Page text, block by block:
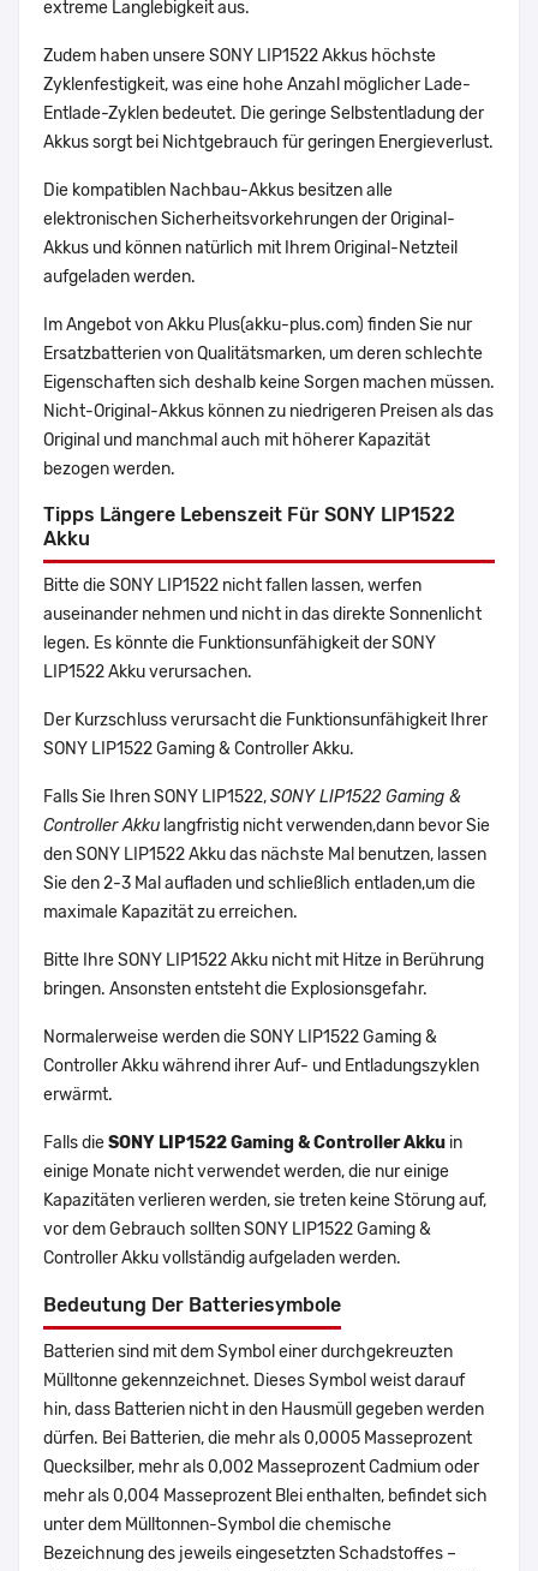
extreme Langlebigkeit aus.
Zudem haben unsere SONY LIP1522 Akkus höchste
Zyklenfestigkeit, was eine hohe Anzahl möglicher Lade-
Entlade-Zyklen bedeutet. Die geringe Selbstentladung der
Akkus sorgt bei Nichtgebrauch für geringen Energieverlust.
Die kompatiblen Nachbau-Akkus besitzen alle
elektronischen Sicherheitsvorkehrungen der Original-
Akkus und können natürlich mit Ihrem Original-Netzteil
aufgeladen werden.
Im Angebot von Akku Plus(akku-plus.com) finden Sie nur
Ersatzbatterien von Qualitätsmarken, um deren schlechte
Eigenschaften sich deshalb keine Sorgen machen müssen.
Nicht-Original-Akkus können zu niedrigeren Preisen als das
Original und manchmal auch mit höherer Kapazität
bezogen werden.
Tipps Längere Lebenszeit Für SONY LIP1522
Akku
Bitte die SONY LIP1522 nicht fallen lassen, werfen
auseinander nehmen und nicht in das direkte Sonnenlicht
legen. Es könnte die Funktionsunfähigkeit der SONY
LIP1522 Akku verursachen.
Der Kurzschluss verursacht die Funktionsunfähigkeit Ihrer
SONY LIP1522 Gaming & Controller Akku.
Falls Sie Ihren SONY LIP1522,SONY LIP1522 Gaming &
Controller Akku langfristig nicht verwenden,dann bevor Sie
den SONY LIP1522 Akku das nächste Mal benutzen, lassen
Sie den 2-3 Mal aufladen und schließlich entladen,um die
maximale Kapazität zu erreichen.
Bitte Ihre SONY LIP1522 Akku nicht mit Hitze in Berührung
bringen. Ansonsten entsteht die Explosionsgefahr.
Normalerweise werden die SONY LIP1522 Gaming &
Controller Akku während ihrer Auf- und Entladungszyklen
erwärmt.
Falls dieSONY LIP1522 Gaming & Controller Akku in
einige Monate nicht verwendet werden, die nur einige
Kapazitäten verlieren werden, sie treten keine Störung auf,
vor dem Gebrauch sollten SONY LIP1522 Gaming &
Controller Akku vollständig aufgeladen werden.
Bedeutung Der Batteriesymbole
Batterien sind mit dem Symbol einer durchgekreuzten
Mülltonne gekennzeichnet. Dieses Symbol weist darauf
hin, dass Batterien nicht in den Hausmüll gegeben werden
dürfen. Bei Batterien, die mehr als 0,0005 Masseprozent
Quecksilber, mehr als 0,002 Masseprozent Cadmium oder
mehr als 0,004 Masseprozent Blei enthalten, befindet sich
unter dem Mülltonnen-Symbol die chemische
Bezeichnung des jeweils eingesetzten Schadstoffes –